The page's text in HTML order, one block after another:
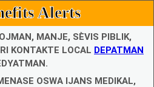
Alerts
MANJE, SÈVIS PIBLIK,
KONTAKTE LOCAL DEPATMAN
OSWA IJANS MEDIKAL,